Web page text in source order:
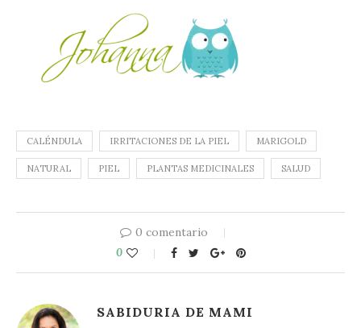
CALÉNDULA IRRITACIONES DE LA PIEL MARIGOLD
NATURAL PIEL PLANTAS MEDICINALES SALUD
0 comentario
0
SABIDURIA DE MAMI